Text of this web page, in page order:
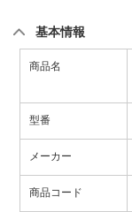
基本情報
商品名
型番
メーカー
商品コード